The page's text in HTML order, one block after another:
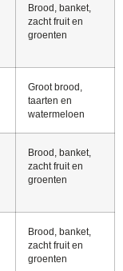
Brood, banket,
zacht fruit en
groenten
Groot brood,
taarten en
watermeloen
Brood, banket,
zacht fruit en
groenten
Brood, banket,
zacht fruit en
groenten